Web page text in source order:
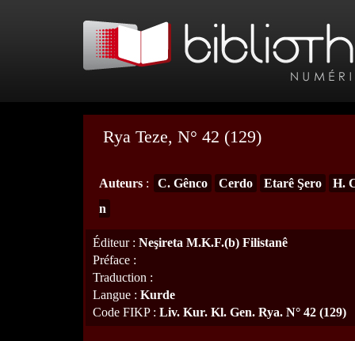
Rya Teze, N° 42 (129)
Auteurs : C. Gênco Cerdo Etarê Şero
H.
n
Éditeur: Neşireta M.K.F.(b) Filistanê
Préface :
Traduction :
Langue : Kurde
Code FIKP: Liv. Kur. Kl. Gen. Rya. N° 42 (129)